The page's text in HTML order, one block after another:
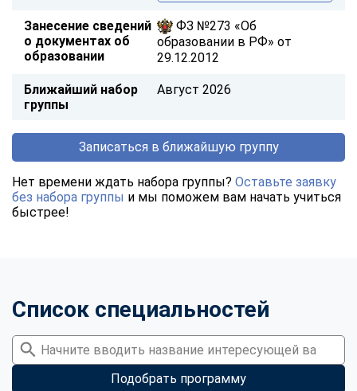
Занесение сведений
о документах об
образовании
ФЗ №273 «Об
образовании в РФ» от
29.12.2012
Ближайший набор
группы
Август 2026
Записаться в ближайшую группу
Нет времени ждать набора группы? Оставьте заявку
без набора группы и мы поможем вам начать учиться
быстрее!
Список специальностей
Подобрать программу